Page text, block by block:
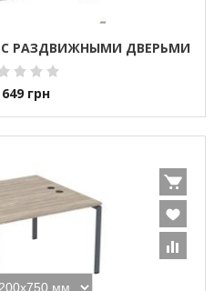
С РАЗДВИЖНЫМИ ДВЕРЬМИ
грн